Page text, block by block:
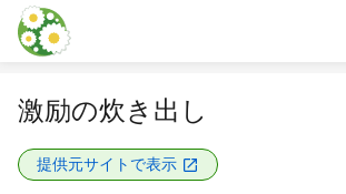
本文に飛ぶ
激励の炊き出し
提供元サイトで表示